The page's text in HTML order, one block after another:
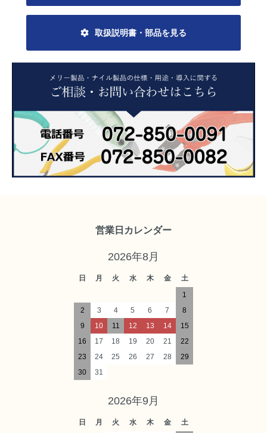
取扱説明書・部品を見る
営業日カレンダー
2026年8月
日 月 火 水 木 金
土
1
2
3 4 5 6 7
8
9
10 11 12 13 14
15
16
17 18 19 20 21
22
23
24 25 26 27 28
29
30
31
2026年9月
日 月 火 水 木 金
土